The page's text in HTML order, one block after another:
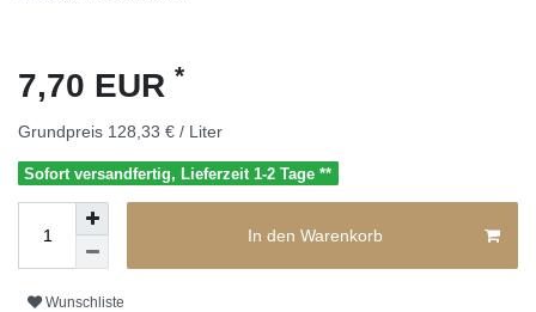
7,70 EUR *
Grundpreis 128,33 € / Liter
Sofort versandfertig, Lieferzeit 1-2 Tage **
In den Warenkorb
Wunschliste